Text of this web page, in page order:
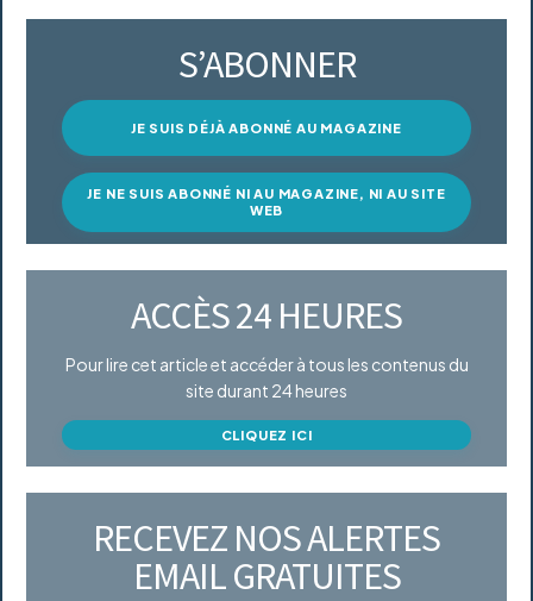
S’ABONNER
JE SUIS DÉJÀ ABONNÉ AU MAGAZINE
JE NE SUIS ABONNÉ NI AU MAGAZINE, NI AU SITE
WEB
ACCÈS 24 HEURES
Pour lire cet article et accéder à tous les contenus du
site durant 24 heures
CLIQUEZ ICI
RECEVEZ NOS ALERTES
EMAIL GRATUITES